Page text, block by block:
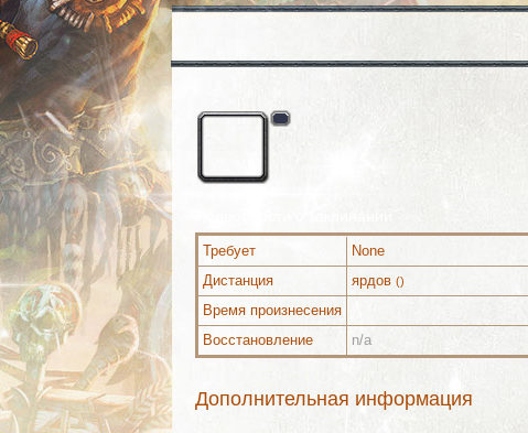
Требует
None
Дистанция
ярдов ()
Время произнесения
Восстановление
n/a
Дополнительная информация